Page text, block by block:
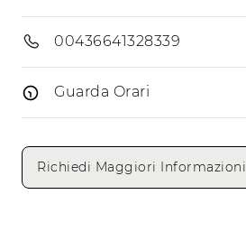
00436641328339
Guarda Orari
Lunedì
Richiedi Maggiori Informazioni